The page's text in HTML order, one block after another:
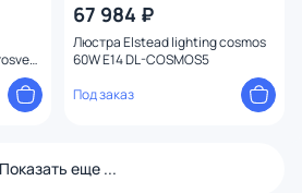
67 984 ₽
Люстра Elstead lighting cosmos
60W E14 DL-COSMOS5
Под заказ
Показать еще ...